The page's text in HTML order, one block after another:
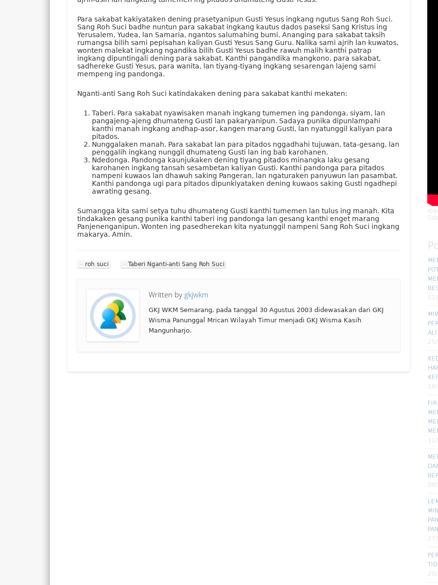
Para sakabat kakiyataken dening prasetyanipun Gusti Yesus ingkang ngutus Sang Roh Suci.
Sang Roh Suci badhe nuntun para sakabat ingkang kautus dados paseksi Sang Kristus ing
Yerusalem, Yudea, lan Samaria, ngantos salumahing bumi. Ananging para sakabat taksih
rumangsa bilih sami pepisahan kaliyan Gusti Yesus Sang Guru. Nalika sami ajrih lan kuwatos,
wonten malekat ingkang ngandika bilih Gusti Yesus badhe rawuh malih kanthi patrap
ingkang dipuntingali dening para sakabat. Kanthi pangandika mangkono, para sakabat,
sadhereke Gusti Yesus, para wanita, lan tiyang-tiyang ingkang sesarengan lajeng sami
mempeng ing pandonga.
Nganti-anti Sang Roh Suci katindakaken dening para sakabat kanthi mekaten:
Taberi. Para sakabat nyawisaken manah ingkang tumemen ing pandonga, siyam, lan
pangajeng-ajeng dhumateng Gusti lan pakaryanipun. Sadaya punika dipunlampahi
kanthi manah ingkang andhap-asor, kangen marang Gusti, lan nyatunggil kaliyan para
pitados.
Nunggalaken manah. Para sakabat lan para pitados nggadhahi tujuwan, tata-gesang, lan
penggalih ingkang nunggil dhumateng Gusti lan ing bab karohanen.
Ndedonga. Pandonga kaunjukaken dening tiyang pitados minangka laku gesang
karohanen ingkang tansah sesambetan kaliyan Gusti. Kanthi pandonga para pitados
nampeni kuwaos lan dhawuh saking Pangeran, lan ngaturaken panyuwun lan pasambat.
Kanthi pandonga ugi para pitados dipunkiyataken dening kuwaos saking Gusti ngadhepi
awrating gesang.
Sumangga kita sami setya tuhu dhumateng Gusti kanthi tumemen lan tulus ing manah. Kita
tindakaken gesang punika kanthi taberi ing pandonga lan gesang kanthi enget marang
Panjenenganipun. Wonten ing pasedherekan kita nyatunggil nampeni Sang Roh Suci ingkang
makarya. Amin.
roh suci Taberi Nganti-anti Sang Roh Suci
Written by gkjwkm
GKJ WKM Semarang, pada tanggal 30 Agustus 2003 didewasakan dari GKJ
Wisma Panunggal Mrican Wilayah Timur menjadi GKJ Wisma Kasih
Mangunharjo.